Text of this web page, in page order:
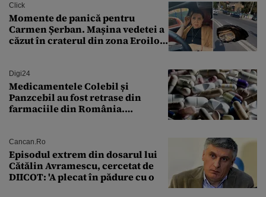
Click
Momente de panică pentru
Carmen Șerban. Mașina vedetei a
căzut în craterul din zona Eroilor:
Digi24
Medicamentele Colebil și
Panzcebil au fost retrase din
farmaciile din România.
Cancan.ro
Episodul extrem din dosarul lui
Cătălin Avramescu, cercetat de
DIICOT: 'A plecat în pădure cu o